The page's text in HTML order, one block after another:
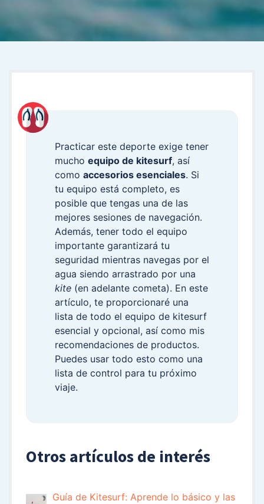
Practicar este deporte exige tener
mucho equipo de kitesurf, así
como accesorios esenciales. Si
tu equipo está completo, es
posible que tengas una de las
mejores sesiones de navegación.
Además, tener todo el equipo
importante garantizará tu
seguridad mientras navegas por el
agua siendo arrastrado por una
kite (en adelante cometa). En este
artículo, te proporcionaré una
lista de todo el equipo de kitesurf
esencial y opcional, así como mis
recomendaciones de productos.
Puedes usar todo esto como una
lista de control para tu próximo
viaje.
Otros artículos de interés
Guía de Kitesurf: Aprende lo básico y las